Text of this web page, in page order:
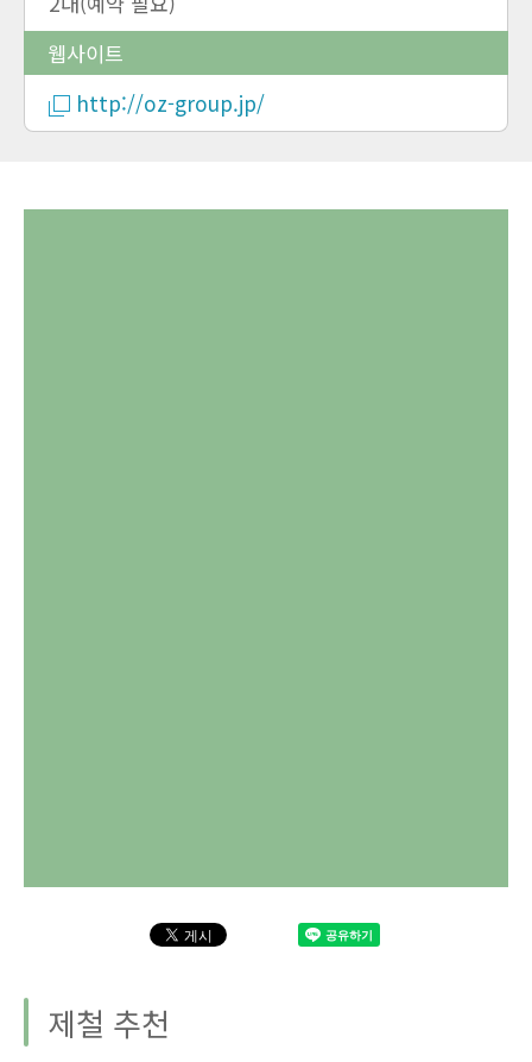
웹사이트
http://oz-group.jp/
제철 추천